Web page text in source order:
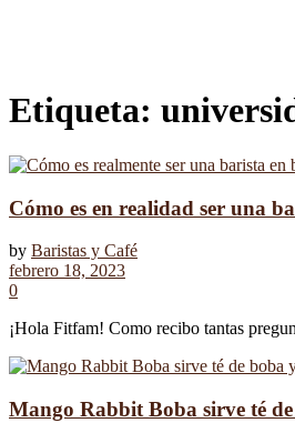
Etiqueta:
Cómo es en realidad ser una
by Baristas y Café
febrero 18, 2023
0
¡Hola Fitfam! Como recibo tantas
Mango Rabbit Boba sirve té